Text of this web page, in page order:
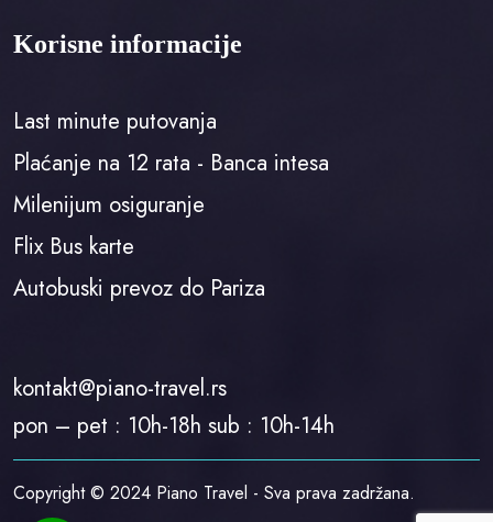
Korisne informacije
Last minute putovanja
Plaćanje na 12 rata - Banca intesa
Milenijum osiguranje
Flix Bus karte
Autobuski prevoz do Pariza
kontakt@piano-travel.rs
pon – pet : 10h-18h sub : 10h-14h
Copyright © 2024 Piano Travel - Sva prava zadržana.